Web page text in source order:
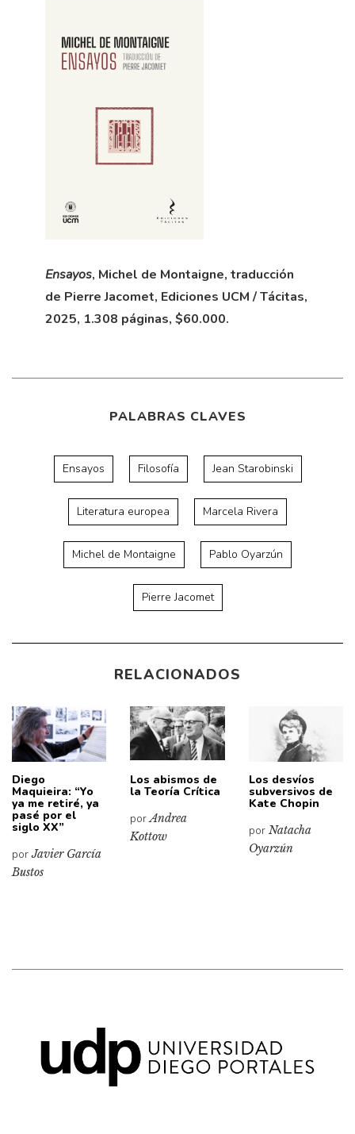
Ensayos, Michel de Montaigne, traducción
de Pierre Jacomet, Ediciones UCM / Tácitas,
2025, 1.308 páginas, $60.000.
PALABRAS CLAVES
Ensayos Filosofía Jean Starobinski
Literatura europea Marcela Rivera
Michel de Montaigne Pablo Oyarzún
Pierre Jacomet
RELACIONADOS
Diego
Maquieira: “Yo
ya me retiré, ya
pasé por el
siglo XX”
porJavier García
Bustos
Los abismos de
la Teoría Crítica
porAndrea
Kottow
Los desvíos
subversivos de
Kate Chopin
por Natacha
Oyarzún